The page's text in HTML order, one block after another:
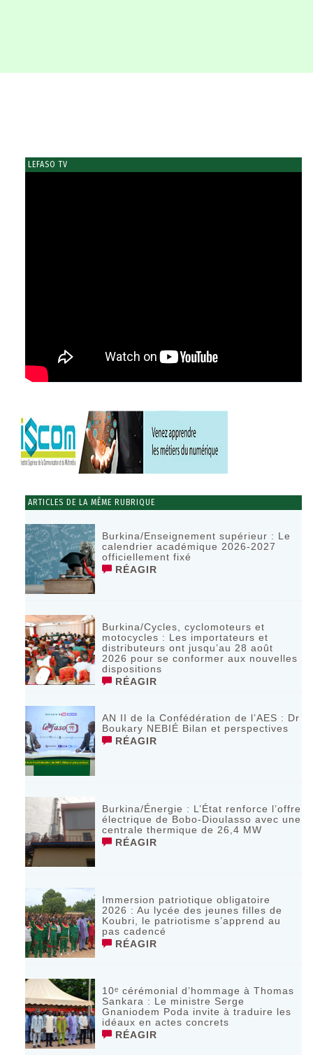
LEFASO TV
ARTICLES DE LA MÊME RUBRIQUE
Burkina/Enseignement supérieur : Le
calendrier académique 2026-2027
officiellement fixé
RÉAGIR
Burkina/Cycles, cyclomoteurs et
motocycles : Les importateurs et
distributeurs ont jusqu’au 28 août
2026 pour se conformer aux nouvelles
dispositions
RÉAGIR
AN II de la Confédération de l’AES : Dr
Boukary NEBIÉ Bilan et perspectives
RÉAGIR
Burkina/Énergie : L’État renforce l’offre
électrique de Bobo-Dioulasso avec une
centrale thermique de 26,4 MW
RÉAGIR
Immersion patriotique obligatoire
2026 : Au lycée des jeunes filles de
Koubri, le patriotisme s’apprend au
pas cadencé
RÉAGIR
10ᵉ cérémonial d’hommage à Thomas
Sankara : Le ministre Serge
Gnaniodem Poda invite à traduire les
idéaux en actes concrets
RÉAGIR